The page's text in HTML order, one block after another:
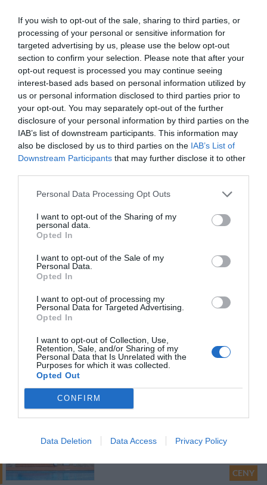
If you wish to opt-out of the sale, sharing to third parties, or
processing of your personal or sensitive information for
targeted advertising by us, please use the below opt-out
section to confirm your selection. Please note that after your
opt-out request is processed you may continue seeing
interest-based ads based on personal information utilized by
us or personal information disclosed to third parties prior to
your opt-out. You may separately opt-out of the further
disclosure of your personal information by third parties on the
IAB’s list of downstream participants. This information may
also be disclosed by us to third parties on the IAB’s List of
Downstream Participants that may further disclose it to other
Personal Data Processing Opt Outs
I want to opt-out of the Sharing of my
personal data.
Opted In
I want to opt-out of the Sale of my
Personal Data.
Opted In
I want to opt-out of processing my
Personal Data for Targeted Advertising.
Opted In
I want to opt-out of Collection, Use,
Retention, Sale, and/or Sharing of my
Personal Data that Is Unrelated with the
Purposes for which it was collected.
Opted Out
CONFIRM
Data Deletion Data Access Privacy Policy
CENY
Ten hotel ma TARIFFE PRIVATE Klubu InItalia!
Albergo Le Ruote
2.22 kmod centrum
0 Opinie
CENY
Ten hotel ma TARIFFE PRIVATE Klubu InItalia!
Hotel Torretta
0 Opinie
530 mod centrum
Bardzo dobry
CENY
I Sette Borghi
Wyjątkowy 10 /10
CENY